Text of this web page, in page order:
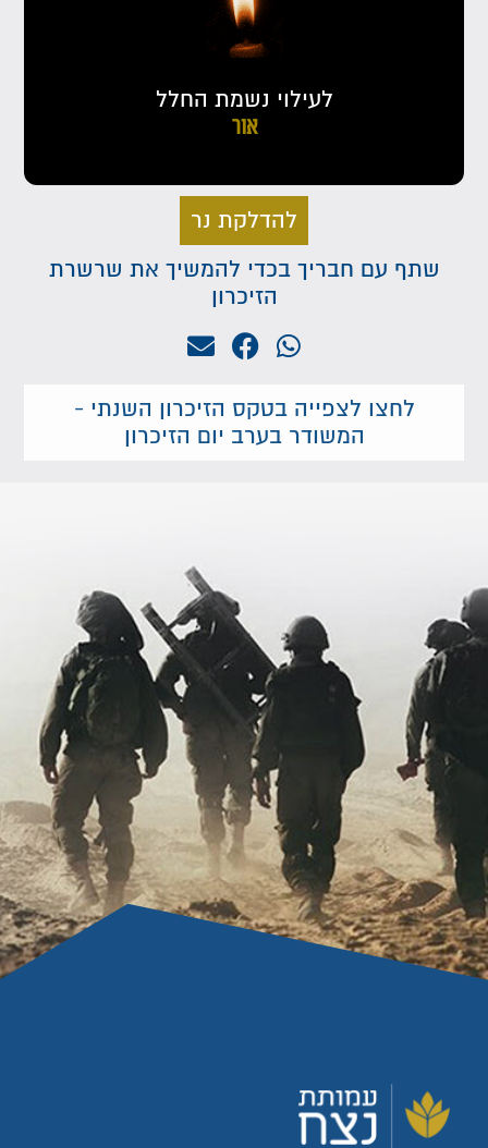
לעילוי נשמת החלל
אור
להדלקת נר
שתף עם חבריך בכדי להמשיך את שרשרת
הזיכרון
לחצו לצפייה בטקס הזיכרון השנתי -
המשודר בערב יום הזיכרון